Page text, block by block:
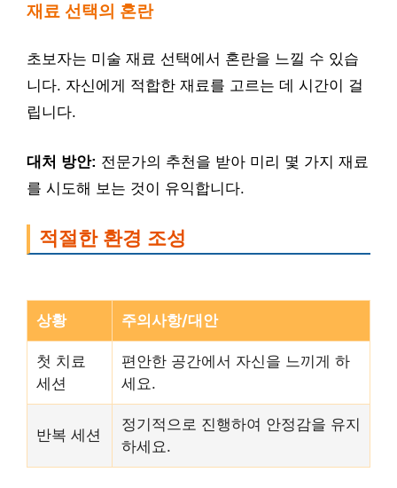
재료 선택의 혼란
초보자는 미술 재료 선택에서 혼란을 느낄 수 있습
니다. 자신에게 적합한 재료를 고르는 데 시간이 걸
립니다.
대처 방안: 전문가의 추천을 받아 미리 몇 가지 재료
를 시도해 보는 것이 유익합니다.
적절한 환경 조성
상황 주의사항/대안
첫 치료
세션
편안한 공간에서 자신을 느끼게 하
세요.
반복 세션
정기적으로 진행하여 안정감을 유지
하세요.